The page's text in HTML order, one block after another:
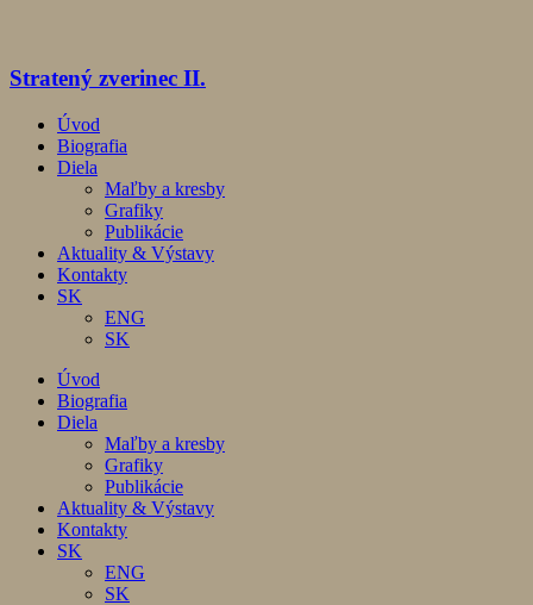
Stratený zverinec II.
Úvod
Biografia
Diela
Maľby a kresby
Grafiky
Publikácie
Aktuality & Výstavy
Kontakty
SK
ENG
SK
Úvod
Biografia
Diela
Maľby a kresby
Grafiky
Publikácie
Aktuality & Výstavy
Kontakty
SK
ENG
SK